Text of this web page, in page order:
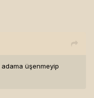
adama üşenmeyip